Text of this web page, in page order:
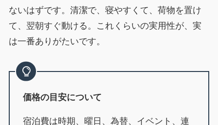
ないはずです。清潔で、寝やすくて、荷物を置け
て、翌朝すぐ動ける。これくらいの実用性が、実
は一番ありがたいです。
価格の目安について
宿泊費は時期、曜日、為替、イベント、連